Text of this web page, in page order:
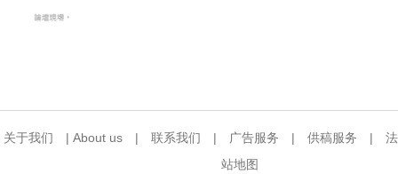
关于我们 | About us | 联系我们 | 广告服务 | 供稿服务 |
站地图